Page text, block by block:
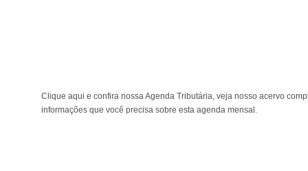
Clique aqui e confira nossa Agenda Tributária, veja nosso acervo
informações que você precisa sobre esta agenda mensal.